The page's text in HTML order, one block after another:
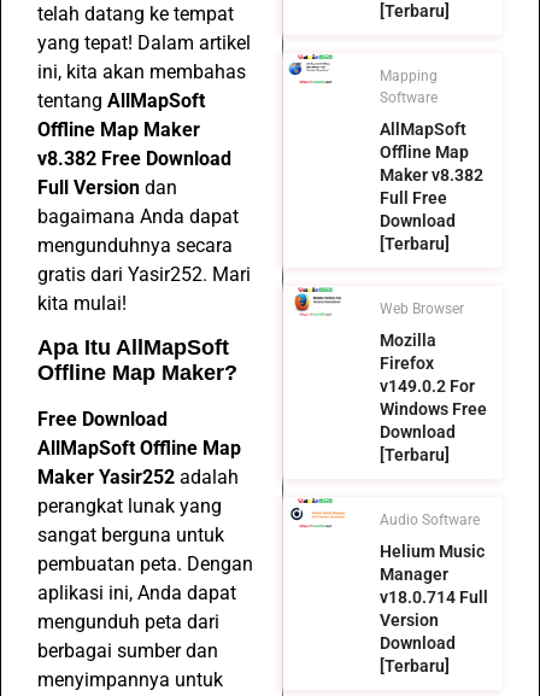
telah datang ke tempat
yang tepat! Dalam artikel
ini, kita akan membahas
tentang AllMapSoft
Offline Map Maker
v8.382 Free Download
Full Version dan
bagaimana Anda dapat
mengunduhnya secara
gratis dari Yasir252. Mari
kita mulai!
Apa Itu AllMapSoft
Offline Map Maker?
Free Download
AllMapSoft Offline Map
Maker Yasir252 adalah
perangkat lunak yang
sangat berguna untuk
pembuatan peta. Dengan
aplikasi ini, Anda dapat
mengunduh peta dari
berbagai sumber dan
menyimpannya untuk
[Terbaru]
Mapping
Software
AllMapSoft
Offline Map
Maker v8.382
Full Free
Download
[Terbaru]
Web Browser
Mozilla
Firefox
v149.0.2 For
Windows Free
Download
[Terbaru]
Audio Software
Helium Music
Manager
v18.0.714 Full
Version
Download
[Terbaru]